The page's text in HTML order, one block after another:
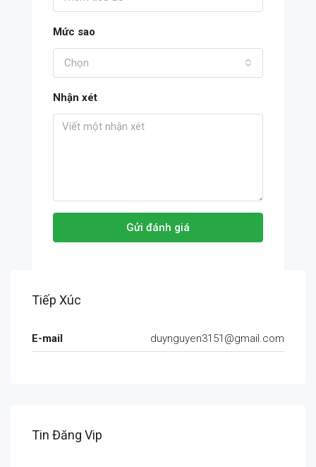
Mức sao
Chọn
Nhận xét
Gửi đánh giá
Tiếp Xúc
E-mail duynguyen3151@gmail.com
Tin Đăng Vip